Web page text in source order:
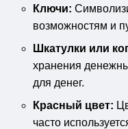
Ключи:
возможностям и
Шкатулки или
хранения
для денег.
Красный цвет:
часто